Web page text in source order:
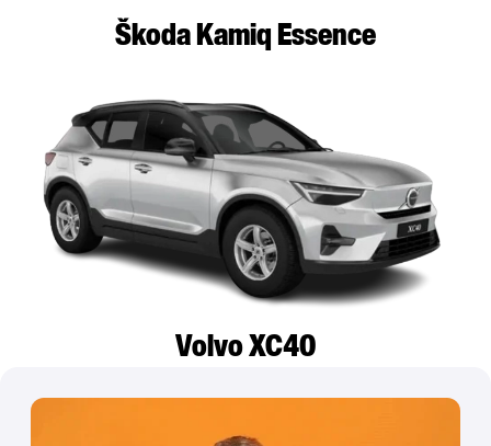
Škoda Kamiq Essence
Volvo XC40